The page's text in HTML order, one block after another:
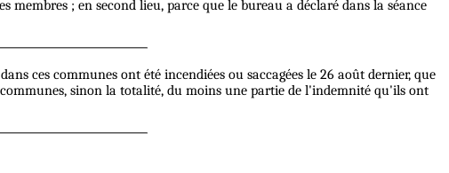
; en second lieu, parce que le bureau a déclaré dans la séance
ces communes ont été incendiées ou saccagées le 26 août dernier, que
sinon la totalité, du moins une partie de l'indemnité qu'ils ont